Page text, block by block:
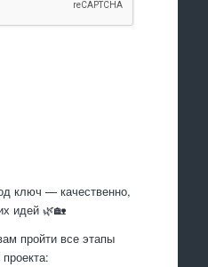
ключ — качественно,
идей 🌿🏡
пройти все этапы